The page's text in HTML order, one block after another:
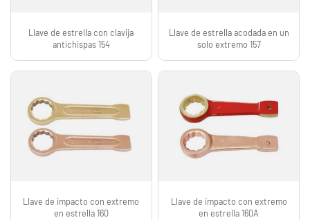
Llave de estrella con clavija
antichispas 154
Llave de estrella acodada en un
solo extremo 157
Llave de impacto con extremo
en estrella 160
Llave de impacto con extremo
en estrella 160A